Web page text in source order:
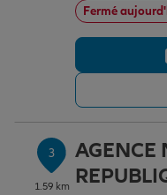
Garantie des
Assurance scolaire
Protection juridique
Fermé
3
1.59 km
AGENCE